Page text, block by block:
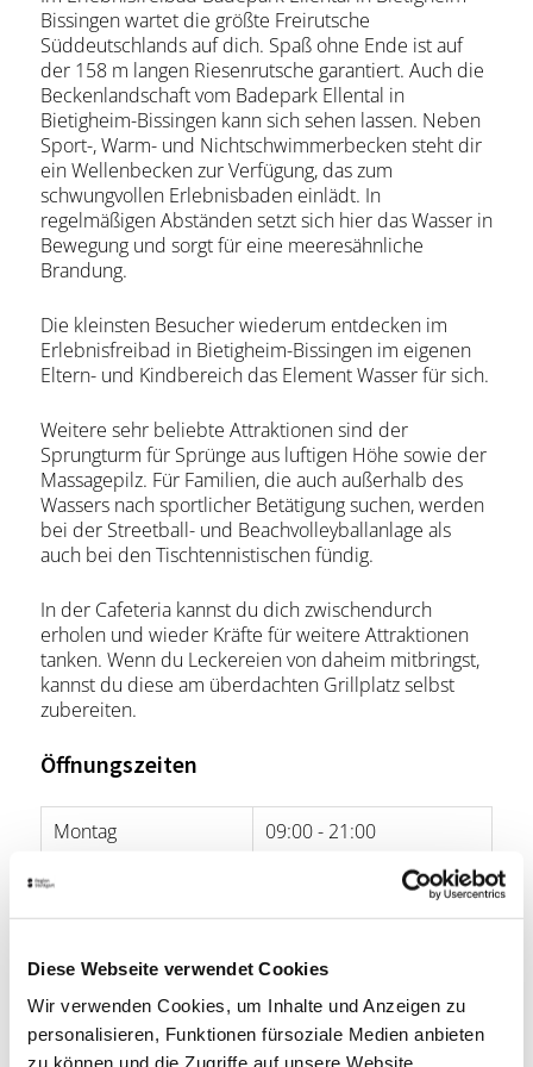
Diese Webseite verwendet Cookies
Wir verwenden Cookies, um Inhalte und Anzeigen zu
personalisieren, Funktionen fürsoziale Medien anbieten
zu können und die Zugriffe auf unsere Website
Bissingen wartet die größte Freirutsche
Süddeutschlands auf dich. Spaß ohne Ende ist auf
der 158 m langen Riesenrutsche garantiert. Auch die
Beckenlandschaft vom Badepark Ellental in
Bietigheim-Bissingen kann sich sehen lassen. Neben
Sport-, Warm- und Nichtschwimmerbecken steht dir
ein Wellenbecken zur Verfügung, das zum
schwungvollen Erlebnisbaden einlädt. In
regelmäßigen Abständen setzt sich hier das Wasser in
Bewegung und sorgt für eine meeresähnliche
Brandung.
Die kleinsten Besucher wiederum entdecken im
Erlebnisfreibad in Bietigheim-Bissingen im eigenen
Eltern- und Kindbereich das Element Wasser für sich.
Weitere sehr beliebte Attraktionen sind der
Sprungturm für Sprünge aus luftigen Höhe sowie der
Massagepilz. Für Familien, die auch außerhalb des
Wassers nach sportlicher Betätigung suchen, werden
bei der Streetball- und Beachvolleyballanlage als
auch bei den Tischtennistischen fündig.
In der Cafeteria kannst du dich zwischendurch
erholen und wieder Kräfte für weitere Attraktionen
tanken. Wenn du Leckereien von daheim mitbringst,
kannst du diese am überdachten Grillplatz selbst
zubereiten.
Öffnungszeiten
Montag
09:00 - 21:00
Dienstag
Donnerstag
09:00 - 21:00
Freitag
06:00 - 21:00